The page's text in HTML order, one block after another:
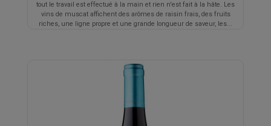
tout le travail est effectué à la main et rien n'est fait à la hâte. Les
vins de muscat affichent des arômes de raisin frais, des fruits
riches, une ligne propre et une grande longueur de saveur, les...